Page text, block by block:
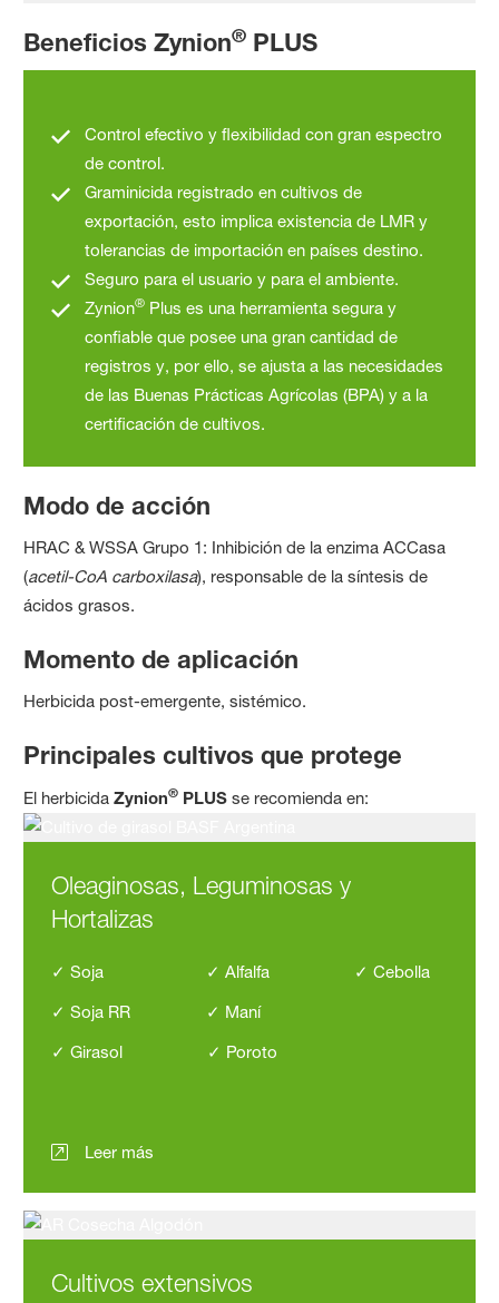
Beneficios Zynion® PLUS
Control efectivo y flexibilidad con gran espectro
de control.
Graminicida registrado en cultivos de
exportación, esto implica existencia de LMR y
tolerancias de importación en países destino.
Seguro para el usuario y para el ambiente.
Zynion® Plus es una herramienta segura y
confiable que posee una gran cantidad de
registros y, por ello, se ajusta a las necesidades
de las Buenas Prácticas Agrícolas (BPA) y a la
certificación de cultivos.
Modo de acción
HRAC & WSSA Grupo 1: Inhibición de la enzima ACCasa
(acetil-CoA carboxilasa), responsable de la síntesis de
ácidos grasos.
Momento de aplicación
Herbicida post-emergente, sistémico.
Principales cultivos que protege
El herbicidaZynion® PLUSse recomienda en:
Oleaginosas, Leguminosas y
Hortalizas
✓ Soja ✓ Alfalfa ✓ Cebolla
✓ Soja RR ✓ Maní
✓ Girasol ✓ Poroto
Leer más
Cultivos extensivos